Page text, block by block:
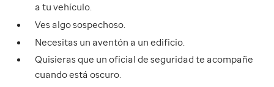
a tu vehículo.
Ves algo sospechoso.
Necesitas un aventón a un edificio.
Quisieras que un oficial de seguridad te acompañe
cuando está oscuro.